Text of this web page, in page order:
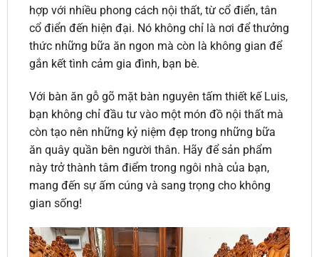
hợp với nhiều phong cách nội thất, từ cổ điển, tân
cổ điển đến hiện đại. Nó không chỉ là nơi để thưởng
thức những bữa ăn ngon mà còn là không gian để
gắn kết tình cảm gia đình, bạn bè.
Với bàn ăn gỗ gõ mặt bàn nguyên tấm thiết kế Luis,
bạn không chỉ đầu tư vào một món đồ nội thất mà
còn tạo nên những kỷ niệm đẹp trong những bữa
ăn quây quần bên người thân. Hãy để sản phẩm
này trở thành tâm điểm trong ngôi nhà của bạn,
mang đến sự ấm cúng và sang trọng cho không
gian sống!